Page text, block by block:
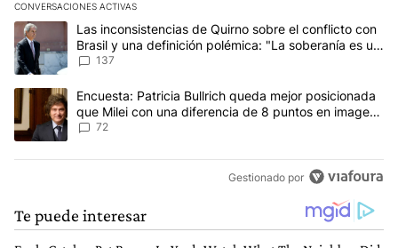
CONVERSACIONES ACTIVAS
Este listado muestra los artículos con más comentarios en los
Un artículo de tendencia con el título "Las inconsistencias de
Las inconsistencias de Quirno sobre el conflicto con
Brasil y una definición polémica: "La soberanía es un
concepto antiguo"
137
Un artículo de tendencia con el título "Encuesta: Patricia
Encuesta: Patricia Bullrich queda mejor posicionada
que Milei con una diferencia de 8 puntos en imagen
negativa
72
Gestionado por